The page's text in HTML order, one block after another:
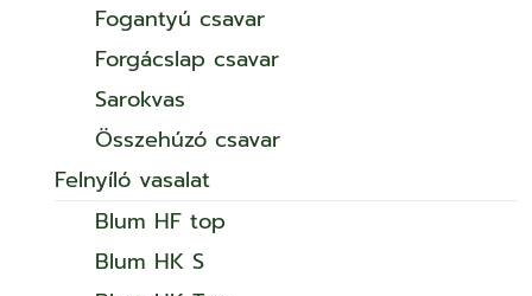
Fogantyú csavar
Forgácslap csavar
Sarokvas
Összehúzó csavar
Felnyíló vasalat
Blum HF top
Blum HK S